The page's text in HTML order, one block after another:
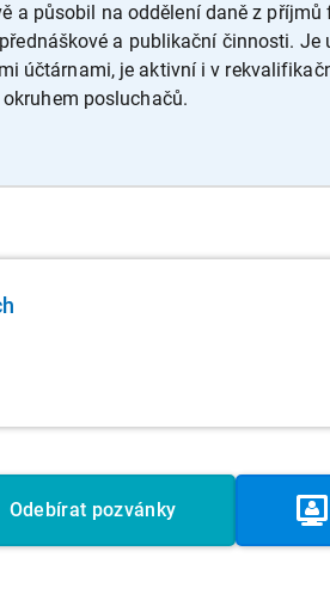
a působil na oddělení daně z
a publikační činnosti.
účtárnami, je aktivní i v
posluchačů.
Odebírat pozvánky